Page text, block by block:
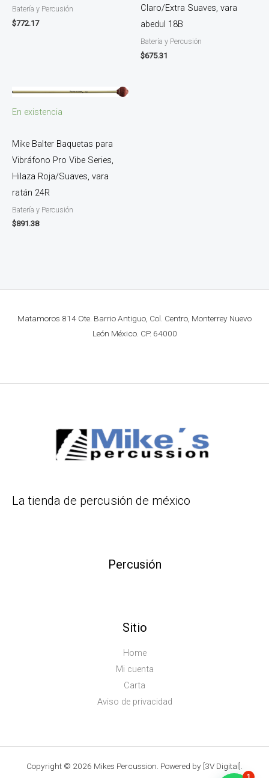
Batería y Percusión
$772.17
Claro/Extra Suaves, vara
abedul 18B
Batería y Percusión
$675.31
En existencia
Mike Balter Baquetas para
Vibráfono Pro Vibe Series,
Hilaza Roja/Suaves, vara
ratán 24R
Batería y Percusión
$891.38
Matamoros 814 Ote. Barrio Antiguo, Col. Centro, Monterrey Nuevo
León México. CP. 64000
La tienda de percusión de méxico
Percusión
Sitio
Home
Mi cuenta
Carta
Aviso de privacidad
Copyright © 2026 Mikes Percussion. Powered by [3V Digital].